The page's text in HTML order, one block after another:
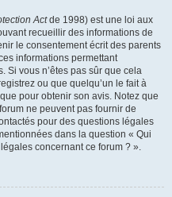
Actde 1998) est une loi aux
recueillir des informations de
le consentement écrit des parents
informations permettant
Si vous n’êtes pas sûr que cela
ou que quelqu’un le fait à
pour obtenir son avis. Notez que
ne peuvent pas fournir de
pour des questions légales
dans la question « Qui
concernant ce forum ? ».